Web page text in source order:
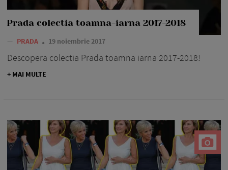
Prada colectia toamna-iarna 2017-2018
— PRADA 19 noiembrie 2017
Descopera colectia Prada toamna iarna 2017-2018!
+ MAI MULTE